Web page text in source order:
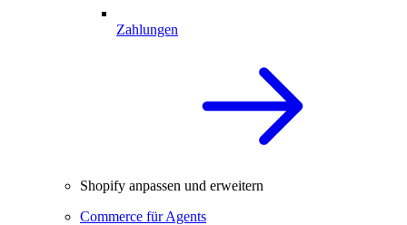
Zahlungen
Shopify anpassen und erweitern
Commerce für Agents